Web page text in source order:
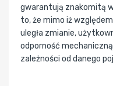
gwarantują znakomitą
to, że mimo iż
uległa zmianie,
odporność
zależności od danego